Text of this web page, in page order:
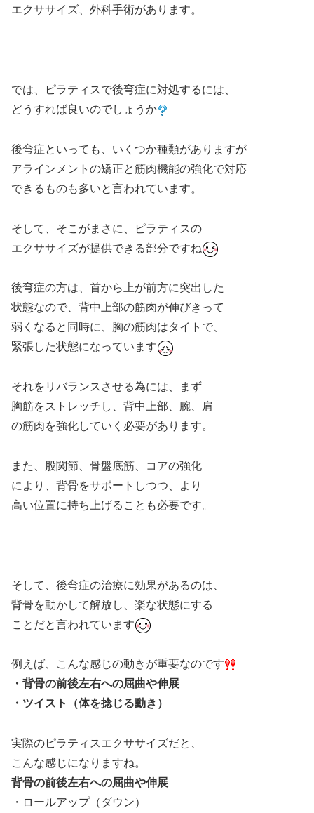
エクササイズ、外科手術があります。
では、ピラティスで後弯症に対処するには、
どうすれば良いのでしょうか
後弯症といっても、いくつか種類がありますが
アラインメントの矯正と筋肉機能の強化で対応
できるものも多いと言われています。
そして、そこがまさに、ピラティスの
エクササイズが提供できる部分ですね
後弯症の方は、首から上が前方に突出した
状態なので、背中上部の筋肉が伸びきって
弱くなると同時に、胸の筋肉はタイトで、
緊張した状態になっています
それをリバランスさせる為には、まず
胸筋をストレッチし、背中上部、腕、肩
の筋肉を強化していく必要があります。
また、股関節、骨盤底筋、コアの強化
により、背骨をサポートしつつ、より
高い位置に持ち上げることも必要です。
そして、後弯症の治療に効果があるのは、
背骨を動かして解放し、楽な状態にする
ことだと言われています
例えば、こんな感じの動きが重要なのです
・背骨の前後左右への屈曲や伸展
・ツイスト（体を捻じる動き）
実際のピラティスエクササイズだと、
こんな感じになりますね。
背骨の前後左右への屈曲や伸展
・ロールアップ（ダウン）